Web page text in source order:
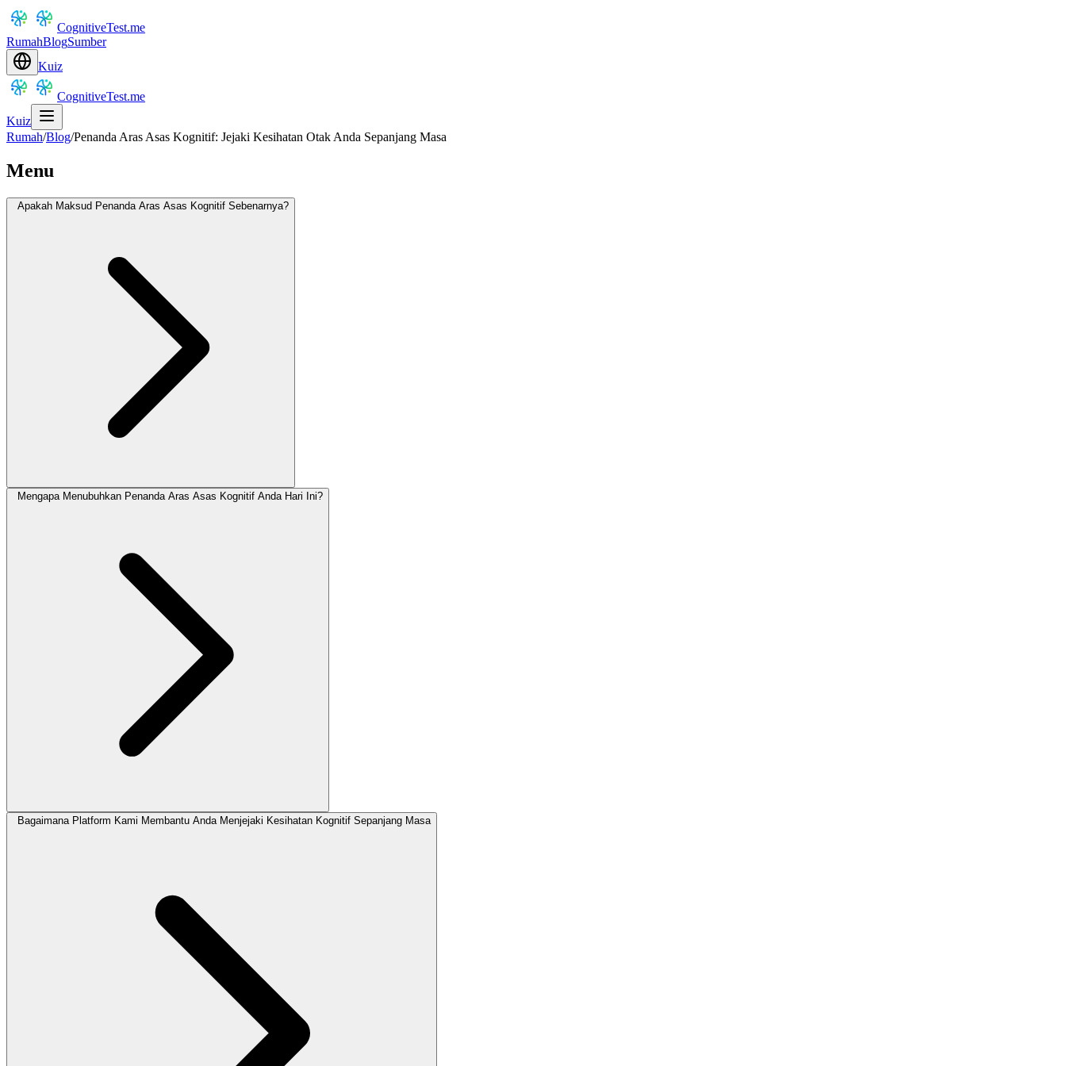
CognitiveTest.me
RumahBlogSumber
Kuiz
CognitiveTest.me
Kuiz
Rumah/Blog/Penanda Aras Asas Kognitif: Jejaki Kesihatan Otak Anda Sepanjang Masa
Menu
Apakah Maksud Penanda Aras Asas Kognitif Sebenarnya?
Mengapa Menubuhkan Penanda Aras Asas Kognitif Anda Hari Ini?
Bagaimana Platform Kami Membantu Anda Menjejaki Kesihatan Kognitif Sepanjang Masa